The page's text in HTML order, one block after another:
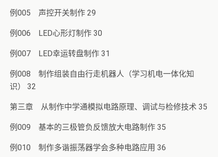
例005 声控开关制作 29
例006 LED心形灯制作 30
例007 LED幸运转盘制作 31
例008 制作组装自由行走机器人（学习机电一体化知
识） 32
第三章 从制作中学通模拟电路原理、调试与检修技术 35
例009 基本的三极管负反馈放大电路制作 35
例010 制作多谐振荡器学会多种电路应用 36